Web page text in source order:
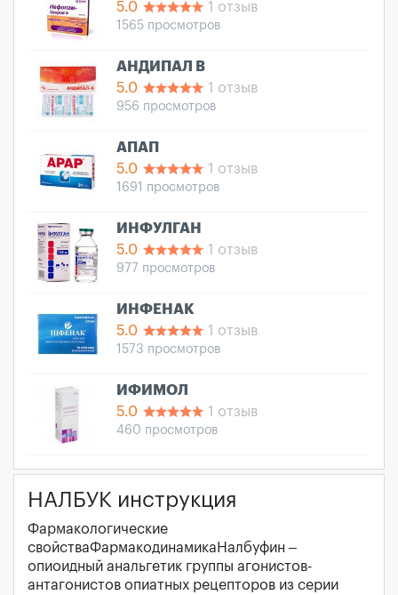
5.0
1 отзыв
1565 просмотров
АНДИПАЛ В
5.0
1 отзыв
956 просмотров
АПАП
5.0
1 отзыв
1691 просмотров
ИНФУЛГАН
5.0
1 отзыв
977 просмотров
ИНФЕНАК
5.0
1 отзыв
1573 просмотров
ИФИМОЛ
5.0
1 отзыв
460 просмотров
НАЛБУК инструкция
Фармакологические
свойстваФармакодинамикаНалбуфин –
опиоидный анальгетик группы агонистов-
антагонистов опиатных рецепторов из серии